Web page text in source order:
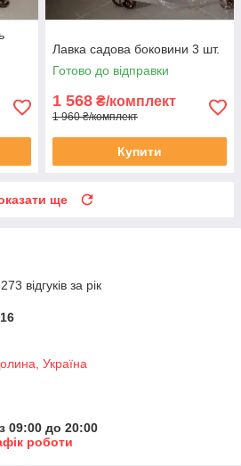
Лавка садова боковини 3 шт.
Готово до відправки
1 568 ₴/комплект
1 960 ₴/комплект
Купити
ще
відгуків за рік
Україна
09:00 до 20:00
роботи